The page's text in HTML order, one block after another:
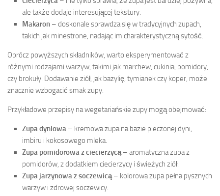
ale także dodaje interesującej tekstury.
Makaron – doskonale sprawdza się w tradycyjnych zupach,
takich jak minestrone, nadając im charakterystyczną sytość.
Oprócz powyższych składników, warto eksperymentować z
różnymi rodzajami warzyw, takimi jak marchew, cukinia, pomidory,
czy brokuły. Dodawanie ziół, jak bazylię, tymianek czy koper, może
znacznie wzbogacić smak zupy.
Przykładowe przepisy na wegetariańskie zupy mogą obejmować:
Zupa dyniowa – kremowa zupa na bazie pieczonej dyni,
imbiru i kokosowego mleka.
Zupa pomidorowa z ciecierzycą– aromatyczna zupa z
pomidorów, z dodatkiem ciecierzycy i świeżych ziół.
Zupa jarzynowa z soczewicą– kolorowa zupa pełna pysznych
warzyw i zdrowej soczewicy.